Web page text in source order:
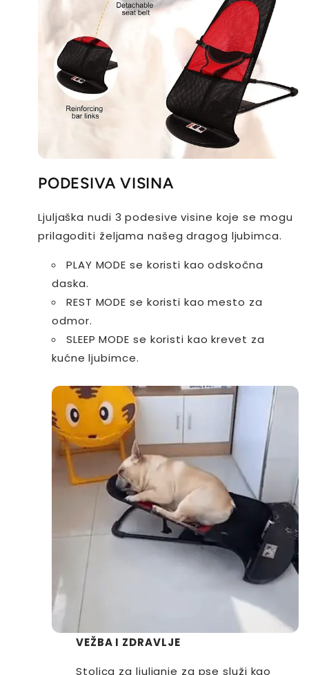
PODESIVA VISINA
Ljuljaška nudi 3 podesive visine koje se mogu
prilagoditi željama našeg dragog ljubimca.
PLAY MODE se koristi kao odskočna
daska.
REST MODE se koristi kao mesto za
odmor.
SLEEP MODE se koristi kao krevet za
kućne ljubimce.
VEŽBA I ZDRAVLJE
Stolica za ljuljanje za pse služi kao